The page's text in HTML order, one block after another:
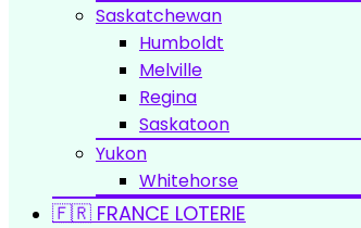
Saskatchewan
Humboldt
Melville
Regina
Saskatoon
Yukon
Whitehorse
🇫🇷 FRANCE LOTERIE